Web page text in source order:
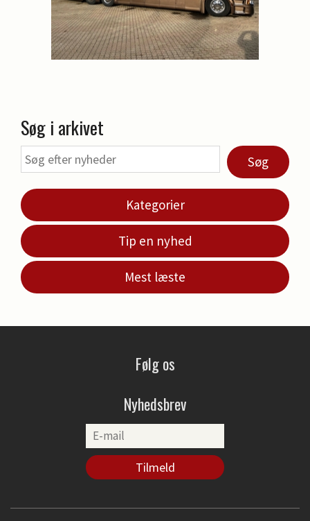
Søg i arkivet
Søg
Kategorier
Tip en nyhed
Mest læste
Følg os
Nyhedsbrev